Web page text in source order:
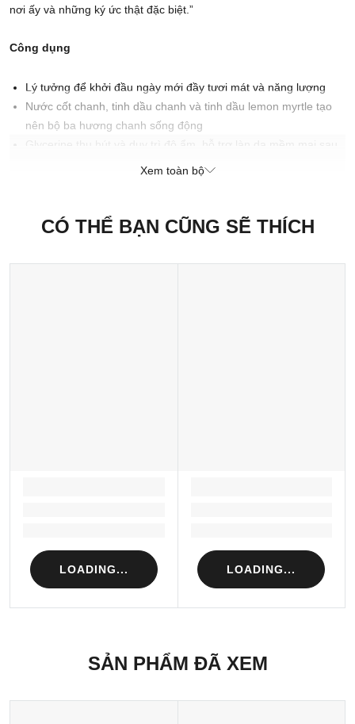
nơi ấy và những ký ức thật đặc biệt.”
Công dụng
Lý tưởng để khởi đầu ngày mới đầy tươi mát và năng lượng
Nước cốt chanh, tinh dầu chanh và tinh dầu lemon myrtle tạo
nên bộ ba hương chanh sống động
Xem toàn bộ
CÓ THỂ BẠN CŨNG SẼ THÍCH
LOADING... LOADING...
SẢN PHẨM ĐÃ XEM